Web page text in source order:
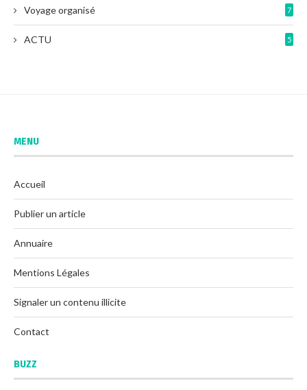
Voyage organisé 7
ACTU 5
MENU
Accueil
Publier un article
Annuaire
Mentions Légales
Signaler un contenu illicite
Contact
BUZZ